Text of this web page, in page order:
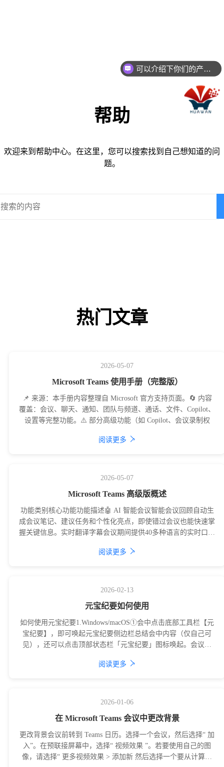
帮助
欢迎来到帮助中心。在这里，您可以搜索找到自己想知道的问
题。
热门文章
2026-05-07
Microsoft Teams 使用手册（完整版）
📌 来源：本手册内容整理自 Microsoft 官方支持页面。🔄 内容
覆盖：会议、聊天、通知、团队与频道、通话、文件、Copilot、
设置等完整功能。⚠️ 部分高级功能（如 Copilot、会议录制权
阅读更多 ›
2026-05-07
Microsoft Teams 高级版概述
功能类别核心功能功能描述🤖 AI 智能会议智能会议回顾自动生
成会议笔记、建议任务和个性化亮点，即使错过会议也能快速掌
握关键信息。实时翻译字幕会议期间提供40多种语言的实时口语
阅读更多
›
2026-02-13
元宝纪要如何使用
如何使用元宝纪要1.Windows/macOS①会中点击底部工具栏【元
宝纪要】，即可唤起元宝纪要侧边栏总结会中内容（仅自己可
见），还可以点击顶部状态栏「元宝纪要」图标唤起。会议概
阅读更多
›
2026-01-06
在 Microsoft Teams 会议中更改背景
更改背景会议前转到 Teams 日历。选择一个会议，然后选择“ 加
入”。在预联接屏幕中，选择“ 视频效果 ”。若要使用自己的图
像，请选择“ 更多视频效果 > 添加新 然后选择一个要从计算机